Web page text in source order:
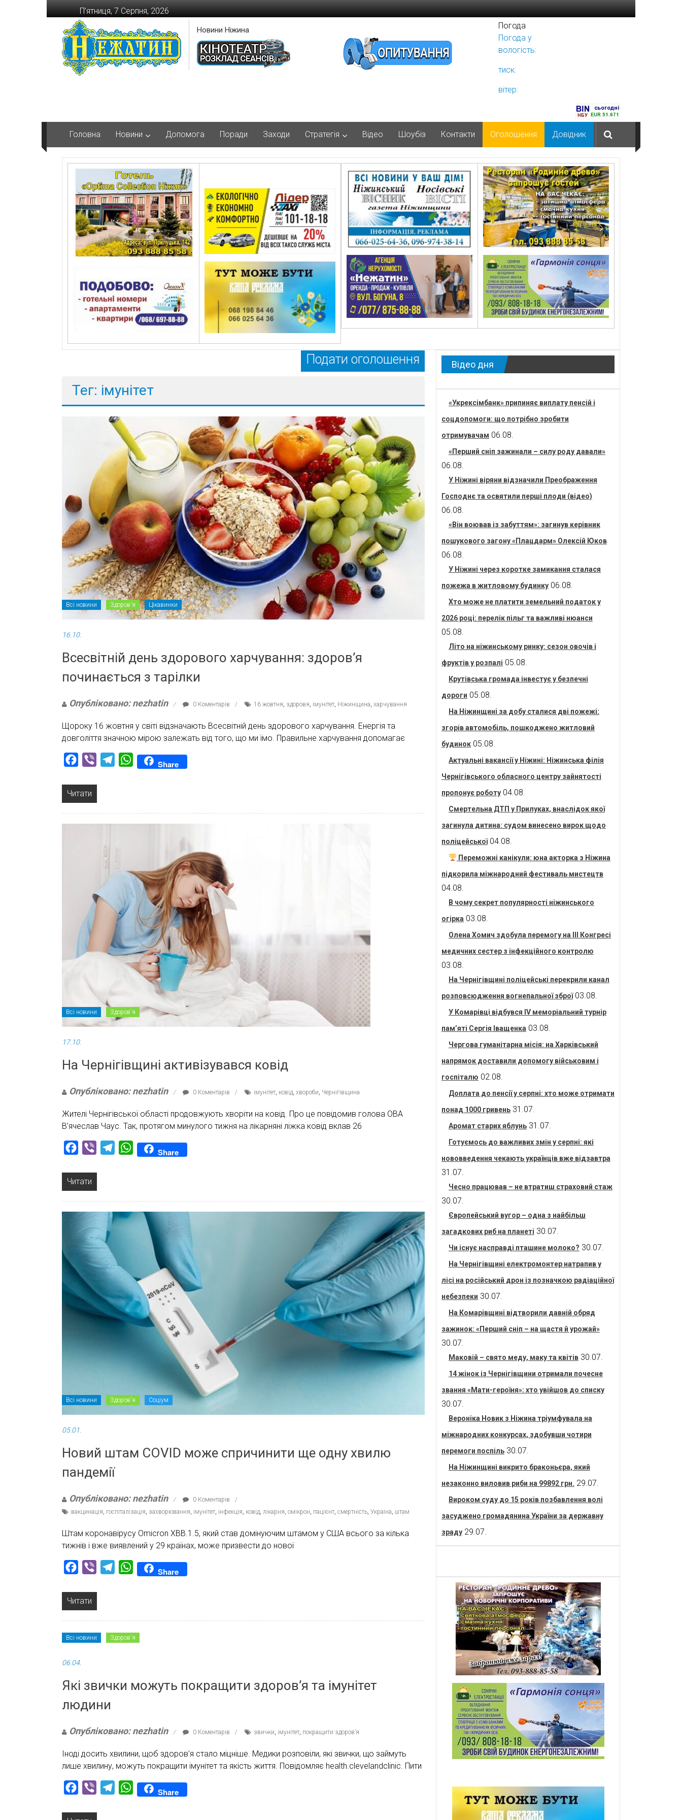
Перейти
до
вмісту
П’ятниця, 7 Серпня, 2026
Новини Ніжина
Погода
Погода у
вологість:
тиск:
вітер:
Головна Новини Допомога Поради Заходи Стратегія Відео Шоубіз Контакти Оголошення Довідник
Подати оголошення
Тег: імунітет
Всі новини Здоров'я Цікавинки
16.10.
Всесвітній день здорового харчування: здоров’я
починається з тарілки
Опубліковано: nezhatin 0 Коментарів 16 жовтня здоровя імунітет Ніжинщина харчування
Щороку 16 жовтня у світі відзначають Всесвітній день здорового харчування. Енергія та
довголіття значною мірою залежать від того, що ми їмо. Правильне харчування допомагає
Facebook
Viber TelegramWhatsAppShare
Читати
Всі новини Здоров'я
17.10.
На Чернігівщині активізувався ковід
Опубліковано: nezhatin 0 Коментарів імунітет ковід хвороби Чернігівщина
Жителі Чернігівської області продовжують хворіти на ковід. Про це повідомив голова ОВА
В’ячеслав Чаус. Так, протягом минулого тижня на лікарняні ліжка ковід вклав 26
Facebook
Viber TelegramWhatsAppShare
Читати
Всі новини Здоров'я Соціум
05.01.
Новий штам COVID може спричинити ще одну хвилю
пандемії
Опубліковано: nezhatin
0 Коментарів
вакцинація госпіталізація захворювання імунітет інфекція ковід лікарня омікрон пацієнт смертність Україна штам
Штам коронавірусу Omicron XBB.1.5, який став домінуючим штамом у США всього за кілька
тижнів і вже виявлений у 29 країнах, може призвести до нової
Facebook
Viber TelegramWhatsAppShare
Читати
Всі новини Здоров'я
06.04.
Які звички можуть покращити здоров’я та імунітет
людини
Опубліковано: nezhatin 0 Коментарів звички імунітет покращити здоров’я
Іноді досить хвилини, щоб здоров’я стало міцніше. Медики розповіли, які звички, що займуть
лише хвилину, можуть покращити імунітет та якість життя. Повідомляє health.clevelandclinic. Пити
Facebook
Viber TelegramWhatsAppShare
Відео дня
«Укрексімбанк» припиняє виплату пенсій і
соцдопомоги: що потрібно зробити
отримувачам 06.08.
«Перший сніп зажинали – силу роду давали»
06.08.
У Ніжині віряни відзначили Преображення
Господнє та освятили перші плоди (відео)
06.08.
«Він воював із забуттям»: загинув керівник
пошукового загону «Плацдарм» Олексій Юков
06.08.
У Ніжині через коротке замикання сталася
пожежа в житловому будинку 06.08.
Хто може не платити земельний податок у
2026 році: перелік пільг та важливі нюанси
05.08.
Літо на ніжинському ринку: сезон овочів і
фруктів у розпалі 05.08.
Крутівська громада інвестує у безпечні
дороги 05.08.
На Ніжинщині за добу сталися дві пожежі:
згорів автомобіль, пошкоджено житловий
будинок 05.08.
Актуальні вакансії у Ніжині: Ніжинська філія
Чернігівського обласного центру зайнятості
пропонує роботу 04.08.
Смертельна ДТП у Прилуках, внаслідок якої
загинула дитина: судом винесено вирок щодо
поліцейської 04.08.
Переможні канікули: юна акторка з Ніжина
підкорила міжнародний фестиваль мистецтв
04.08.
В чому секрет популярності ніжинського
огірка 03.08.
Олена Хомич здобула перемогу на ІІІ Конгресі
медичних сестер з інфекційного контролю
03.08.
На Чернігівщині поліцейські перекрили канал
розповсюдження вогнепальної зброї 03.08.
У Комарівці відбувся IV меморіальний турнір
пам’яті Сергія Іващенка 03.08.
Чергова гуманітарна місія: на Харківський
напрямок доставили допомогу військовим і
госпіталю 02.08.
Доплата до пенсії у серпні: хто може отримати
понад 1000 гривень 31.07.
Аромат старих яблунь 31.07.
Готуємось до важливих змін у серпні: які
нововведення чекають українців вже відзавтра
31.07.
Чесно працював – не втратиш страховий стаж
30.07.
Європейський вугор – одна з найбільш
загадкових риб на планеті 30.07.
Чи існує насправді пташине молоко? 30.07.
На Чернігівщині електромонтер натрапив у
лісі на російський дрон із позначкою радіаційної
небезпеки 30.07.
На Комарівщині відтворили давній обряд
зажинок: «Перший сніп – на щастя й урожай»
30.07.
Маковій – свято меду, маку та квітів 30.07.
14 жінок із Чернігівщини отримали почесне
звання «Мати-героїня»: хто увійшов до списку
30.07.
Вероніка Новик з Ніжина тріумфувала на
міжнародних конкурсах, здобувши чотири
перемоги поспіль 30.07.
На Ніжинщині викрито браконьєра, який
незаконно виловив риби на 99892 грн. 29.07.
Вироком суду до 15 років позбавлення волі
засуджено громадянина України за державну
зраду 29.07.